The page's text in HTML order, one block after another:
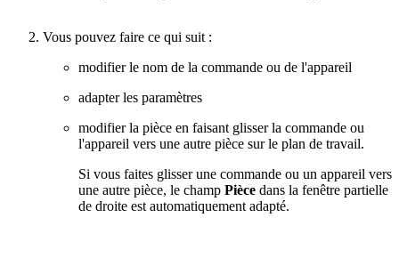
Vous pouvez faire ce qui suit :
modifier le nom de la commande ou de l'appareil
adapter les paramètres
modifier la pièce en faisant glisser la commande ou
l'appareil vers une autre pièce sur le plan de travail.
Si vous faites glisser une commande ou un appareil vers
une autre pièce, le champ Pièce dans la fenêtre partielle
de droite est automatiquement adapté.